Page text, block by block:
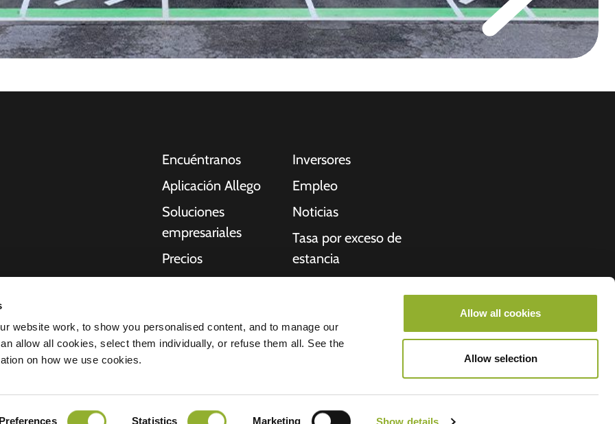
website work, to show you personalised content, and to manage our
allow all cookies, select them individually, or refuse them all. See the
on how we use cookies.
Preferences Statistics Marketing Show details
Allow all cookies
Allow selection
empresas y
a
que necesitan
de nuestros
Encuéntranos
Aplicación Allego
Soluciones
empresariales
Precios
NMBS
Inversores
Empleo
Noticias
Tasa por exceso de
estancia
Stroometiket
Todos los derechos reservados © 2026 - Allego
de confidencialidad